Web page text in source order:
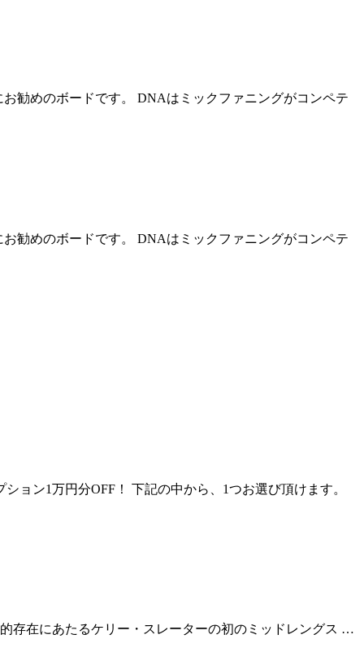
勧めのボードです。 DNAはミックファニングがコンペテ
勧めのボードです。 DNAはミックファニングがコンペテ
ョン1万円分OFF！ 下記の中から、1つお選び頂けます。
存在にあたるケリー・スレーターの初のミッドレングス …